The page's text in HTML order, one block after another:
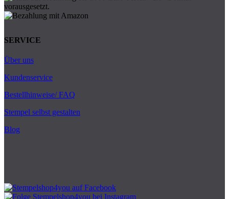
SERVICE
Über uns
Kundenservice
Bestellhinweise/ FAQ
Stempel selbst gestalten
Blog